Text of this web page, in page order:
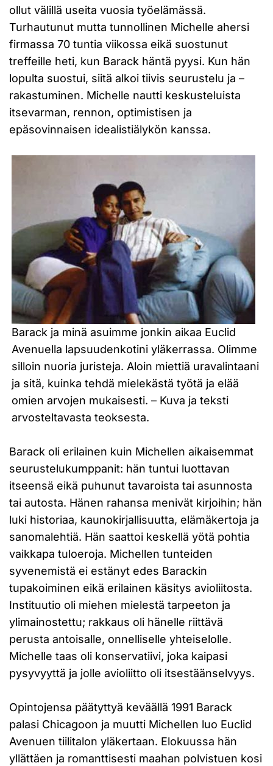
ollut välillä useita vuosia työelämässä.
Turhautunut mutta tunnollinen Michelle ahersi
firmassa 70 tuntia viikossa eikä suostunut
treffeille heti, kun Barack häntä pyysi. Kun hän
lopulta suostui, siitä alkoi tiivis seurustelu ja –
rakastuminen. Michelle nautti keskusteluista
itsevarman, rennon, optimistisen ja
epäsovinnaisen idealistiälykön kanssa.
Barack ja minä asuimme jonkin aikaa Euclid
Avenuella lapsuudenkotini yläkerrassa. Olimme
silloin nuoria juristeja. Aloin miettiä uravalintaani
ja sitä, kuinka tehdä mielekästä työtä ja elää
omien arvojen mukaisesti. – Kuva ja teksti
arvosteltavasta teoksesta.
Barack oli erilainen kuin Michellen aikaisemmat
seurustelukumppanit: hän tuntui luottavan
itseensä eikä puhunut tavaroista tai asunnosta
tai autosta. Hänen rahansa menivät kirjoihin; hän
luki historiaa, kaunokirjallisuutta, elämäkertoja ja
sanomalehtiä. Hän saattoi keskellä yötä pohtia
vaikkapa tuloeroja. Michellen tunteiden
syvenemistä ei estänyt edes Barackin
tupakoiminen eikä erilainen käsitys avioliitosta.
Instituutio oli miehen mielestä tarpeeton ja
ylimainostettu; rakkaus oli hänelle riittävä
perusta antoisalle, onnelliselle yhteiselolle.
Michelle taas oli konservatiivi, joka kaipasi
pysyvyyttä ja jolle avioliitto oli itsestäänselvyys.
Opintojensa päätyttyä keväällä 1991 Barack
palasi Chicagoon ja muutti Michellen luo Euclid
Avenuen tiilitalon yläkertaan. Elokuussa hän
yllättäen ja romanttisesti maahan polvistuen kosi